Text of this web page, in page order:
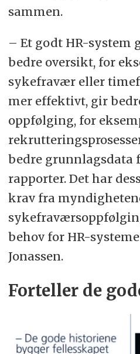
sammen.
– Et godt HR-system
bedre oversikt, for
sykefravær eller
mer effektivt, gir
oppfølging, for
bedre grunnlagsdata
rapporter. Det har
krav fra
behov for HR-
Jonassen.
Forteller de